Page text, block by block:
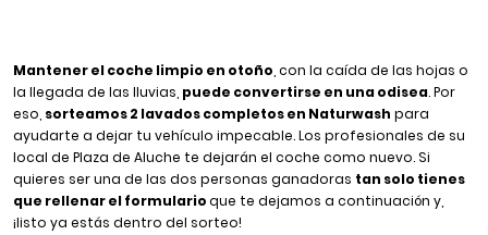
BLOG
CONTACTO
Mantener el coche limpio en otoño, con la caída de las hojas o
la llegada de las lluvias, puede convertirse en una odisea. Por
eso, sorteamos 2 lavados completos en Naturwash para
ayudarte a dejar tu vehículo impecable. Los profesionales de su
local de Plaza de Aluche te dejarán el coche como nuevo. Si
quieres ser una de las dos personas ganadoras tan solo tienes
que rellenar el formularioque te dejamos a continuación y,
¡listo ya estás dentro del sorteo!